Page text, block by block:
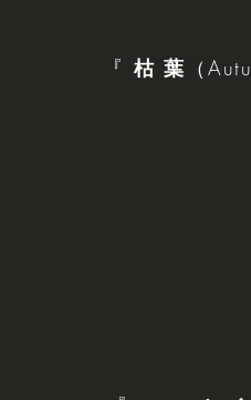
『 枯 葉 （